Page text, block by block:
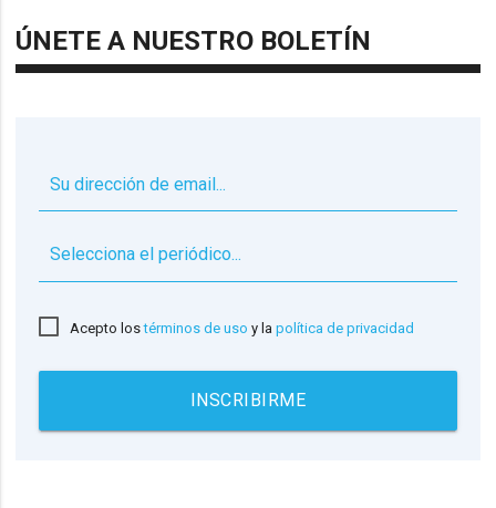
ÚNETE A NUESTRO BOLETÍN
Acepto lostérminos de uso y lapolítica de privacidad
INSCRIBIRME